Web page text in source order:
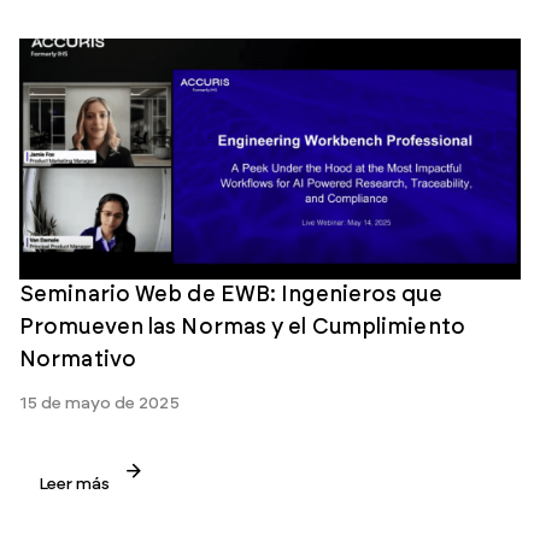
Seminario Web de EWB: Ingenieros que
Promueven las Normas y el Cumplimiento
Normativo
15 de mayo de 2025
Leer más